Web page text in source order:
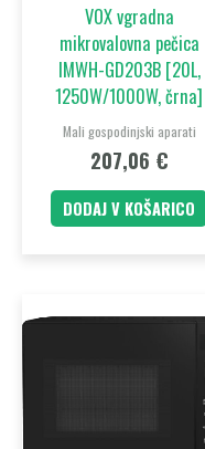
VOX vgradna
mikrovalovna pečica
IMWH-GD203B [20L,
1250W/1000W, črna]
Mali gospodinjski aparati
207,06 €
DODAJ V KOŠARICO